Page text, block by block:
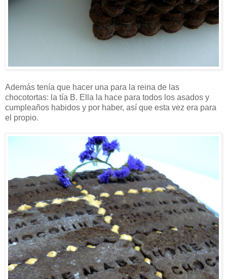
Además tenía que hacer una para la reina de las
chocotortas: la tía B. Ella la hace para todos los asados y
cumpleaños habidos y por haber, así que esta vez era para
el propio.